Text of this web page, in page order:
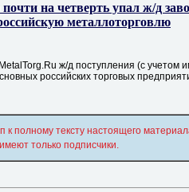
на четверть упал ж/д
металлоторговлю
ж/д поступления (с учетом
российских торговых
к полному тексту настоящего
имеют только подписчики.